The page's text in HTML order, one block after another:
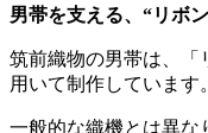
男帯を支える、“リボ
筑前織物の男帯は、「
用いて制作しています。
一般的な織機とは異な